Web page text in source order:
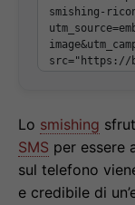
Lo smishing
SMS per essere
sul telefono
e credibile di